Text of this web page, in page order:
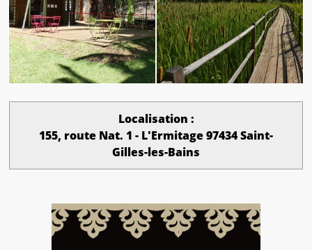
Localisation :
155, route Nat. 1 - L'Ermitage 97434 Saint-
Gilles-les-Bains